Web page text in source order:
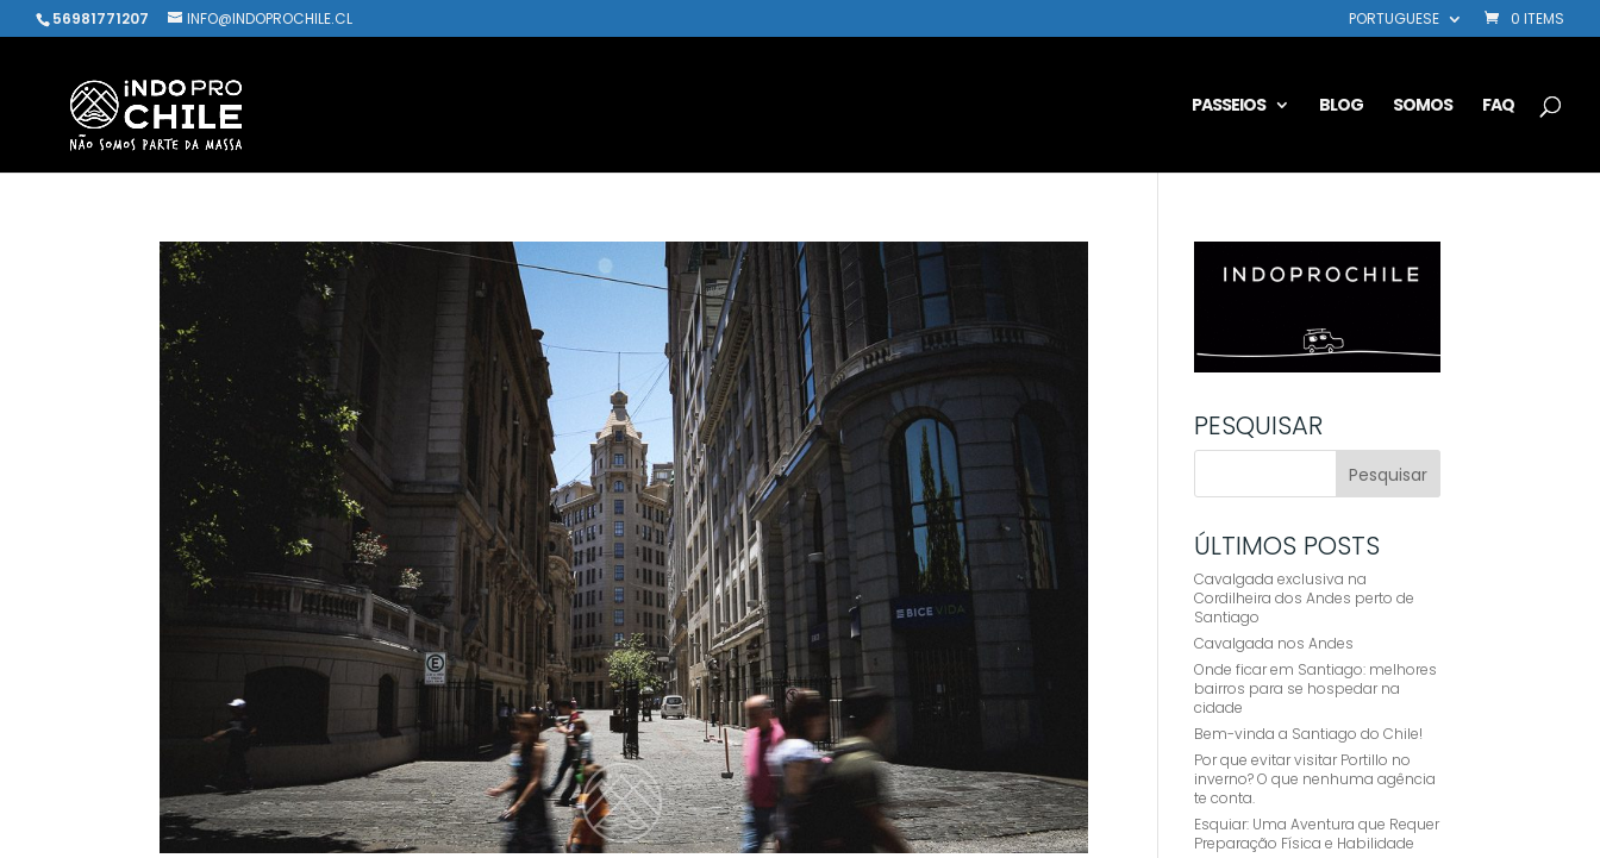
56981771207 INFO@INDOPROCHILE.CL PORTUGUESE 0 ITEMS
PASSEIOS BLOG SOMOS FAQ
PESQUISAR
ÚLTIMOS POSTS
Cavalgada exclusiva na
Cordilheira dos Andes perto de
Santiago
Cavalgada nos Andes
Onde ficar em Santiago: melhores
bairros para se hospedar na
cidade
Bem-vinda a Santiago do Chile!
Por que evitar visitar Portillo no
inverno? O que nenhuma agência
te conta.
Esquiar: Uma Aventura que Requer
Preparação Física e Habilidade